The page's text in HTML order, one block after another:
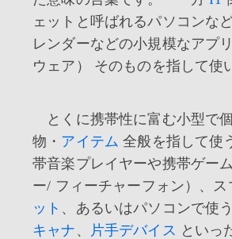
ェットと呼ばれるパソコンな
レンダーなどの小規模なアプ
ウェア） そのものを指して使
とくに携帯性に富む小型で
物・ アイテム 全般を指して使
帯音楽プレイヤーや携帯ゲー
ー/ フィーチャーフォン）、
ット 、あるいはパソコンで使
キャナ 、 片手デバイス といっ